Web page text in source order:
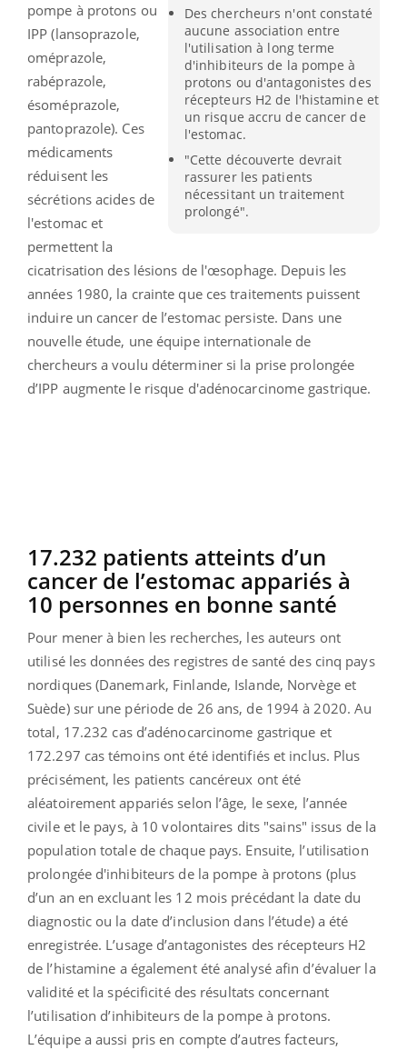
Des chercheurs n'ont constaté
aucune association entre
l'utilisation à long terme
d'inhibiteurs de la pompe à
protons ou d'antagonistes des
récepteurs H2 de l'histamine et
un risque accru de cancer de
l'estomac.
"Cette découverte devrait
rassurer les patients
nécessitant un traitement
prolongé".
pompe à protons ou
IPP (lansoprazole,
oméprazole,
rabéprazole,
ésoméprazole,
pantoprazole). Ces
médicaments
réduisent les
sécrétions acides de
l'estomac et
permettent la
cicatrisation des lésions de l'œsophage. Depuis les
années 1980, la crainte que ces traitements puissent
induire un cancer de l’estomac persiste. Dans une
nouvelle étude, une équipe internationale de
chercheurs a voulu déterminer si la prise prolongée
d’IPP augmente le risque d'adénocarcinome gastrique.
17.232 patients atteints d’un
cancer de l’estomac appariés à
10 personnes en bonne santé
Pour mener à bien les recherches, les auteurs ont
utilisé les données des registres de santé des cinq pays
nordiques (Danemark, Finlande, Islande, Norvège et
Suède) sur une période de 26 ans, de 1994 à 2020. Au
total, 17.232 cas d’adénocarcinome gastrique et
172.297 cas témoins ont été identifiés et inclus. Plus
précisément, les patients cancéreux ont été
aléatoirement appariés selon l’âge, le sexe, l’année
civile et le pays, à 10 volontaires dits "sains" issus de la
population totale de chaque pays. Ensuite, l’utilisation
prolongée d'inhibiteurs de la pompe à protons (plus
d’un an en excluant les 12 mois précédant la date du
diagnostic ou la date d’inclusion dans l’étude) a été
enregistrée. L’usage d’antagonistes des récepteurs H2
de l’histamine a également été analysé afin d’évaluer la
validité et la spécificité des résultats concernant
l’utilisation d’inhibiteurs de la pompe à protons.
L’équipe a aussi pris en compte d’autres facteurs,